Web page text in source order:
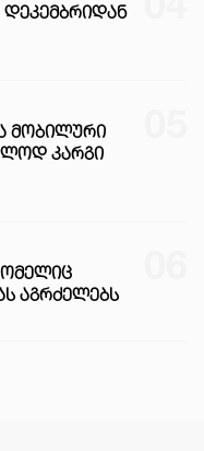
ᲛᲝᲑᲘᲚᲣᲠᲘ
ᲙᲐᲠᲒᲘ
ᲐᲒᲠᲫᲔᲚᲔᲑᲡ